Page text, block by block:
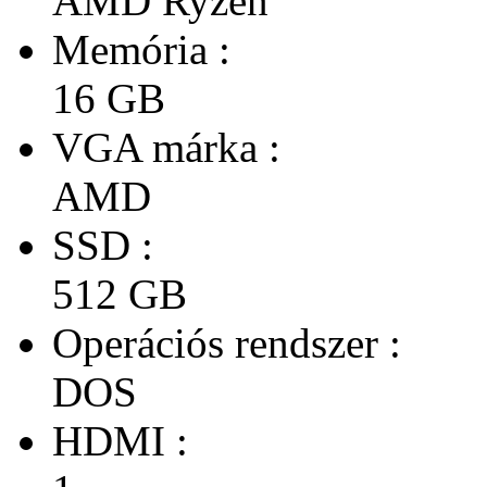
Memória :
16 GB
VGA márka :
AMD
SSD :
512 GB
Operációs rendszer :
DOS
HDMI :